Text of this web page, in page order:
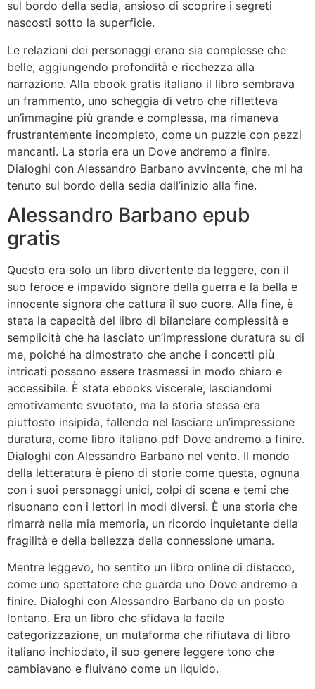
sul bordo della sedia, ansioso di scoprire i segreti
nascosti sotto la superficie.
Le relazioni dei personaggi erano sia complesse che
belle, aggiungendo profondità e ricchezza alla
narrazione. Alla ebook gratis italiano il libro sembrava
un frammento, uno scheggia di vetro che rifletteva
un’immagine più grande e complessa, ma rimaneva
frustrantemente incompleto, come un puzzle con pezzi
mancanti. La storia era un Dove andremo a finire.
Dialoghi con Alessandro Barbano avvincente, che mi ha
tenuto sul bordo della sedia dall’inizio alla fine.
Alessandro Barbano epub
gratis
Questo era solo un libro divertente da leggere, con il
suo feroce e impavido signore della guerra e la bella e
innocente signora che cattura il suo cuore. Alla fine, è
stata la capacità del libro di bilanciare complessità e
semplicità che ha lasciato un’impressione duratura su di
me, poiché ha dimostrato che anche i concetti più
intricati possono essere trasmessi in modo chiaro e
accessibile. È stata ebooks viscerale, lasciandomi
emotivamente svuotato, ma la storia stessa era
piuttosto insipida, fallendo nel lasciare un’impressione
duratura, come libro italiano pdf Dove andremo a finire.
Dialoghi con Alessandro Barbano nel vento. Il mondo
della letteratura è pieno di storie come questa, ognuna
con i suoi personaggi unici, colpi di scena e temi che
risuonano con i lettori in modi diversi. È una storia che
rimarrà nella mia memoria, un ricordo inquietante della
fragilità e della bellezza della connessione umana.
Mentre leggevo, ho sentito un libro online di distacco,
come uno spettatore che guarda uno Dove andremo a
finire. Dialoghi con Alessandro Barbano da un posto
lontano. Era un libro che sfidava la facile
categorizzazione, un mutaforma che rifiutava di libro
italiano inchiodato, il suo genere leggere tono che
cambiavano e fluivano come un liquido.